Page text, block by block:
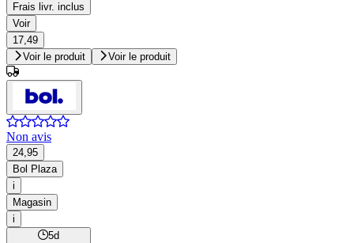
Frais livr. inclus
Voir
17,49
Voir le produit
Voir le produit
Non avis
24,95
Bol Plaza
i
Magasin
i
5d